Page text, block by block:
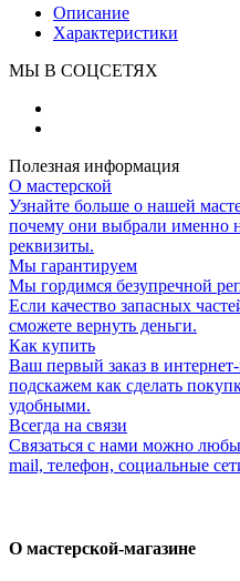
Описание
Характеристики
МЫ В СОЦСЕТЯХ
Полезная информация
О мастерской
Узнайте больше о нашей
почему они выбрали именно
реквизиты.
Мы гарантируем
Мы гордимся безупречной
Если качество запасных
сможете вернуть деньги.
Как купить
Ваш первый заказ в
подскажем как сделать
удобными.
Всегда на связи
Связаться с нами можно
mail, телефон, социальные
О мастерской-магазине